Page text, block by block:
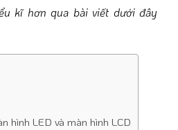
kĩ hơn qua bài viết dưới đây
hình LED và màn hình LCD